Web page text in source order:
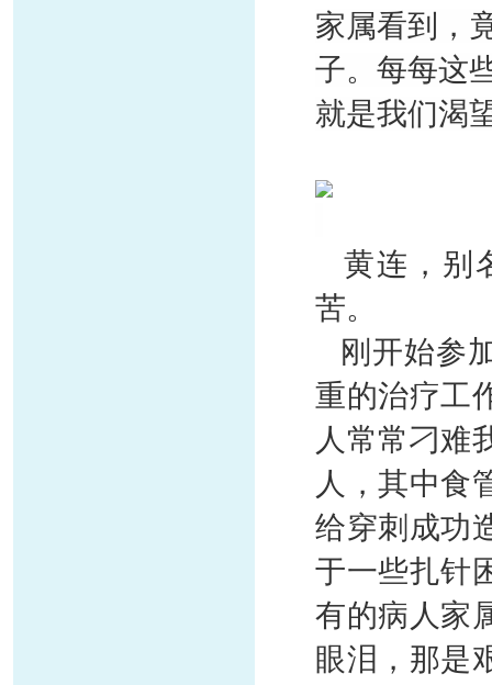
家属看到，
子。每每这
就是我们渴
黄连，别
苦。
刚开始参
重的治疗工
人常常刁难
人，其中食
给穿刺成功
于一些扎针
有的病人家
眼泪，那是